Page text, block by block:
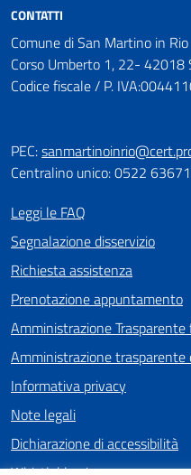
CONTATTI
Comune di San Martino in Rio
Corso Umberto 1, 22- 42018
Codice fiscale / P.
PEC:
Centralino unico: 0522
Leggi le FAQ
Segnalazione disservizio
Richiesta assistenza
Prenotazione appuntamento
Amministrazione
Amministrazione
Informativa privacy
Note legali
Dichiarazione di accessibilità